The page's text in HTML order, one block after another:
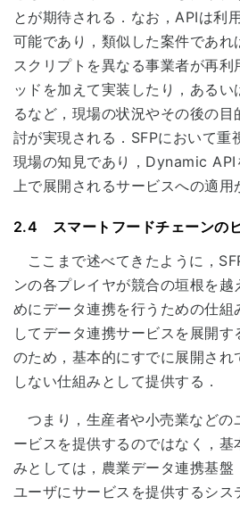
とが期待される．なお，APIは利
可能であり，類似した案件であれ
スクリプトを異なる事業者が再利
ッドを加えて実装したり，あるい
るなど，現場の状況やその後の
討が実現される．SFPにおいて重
現場の知見であり，Dynamic API
上で展開されるサービスへの適用
2.4 スマートフードチェーンの
ここまで述べてきたように，
ンの各プレイヤが競合の垣根を越
めにデータ連携を行うための仕組
してデータ連携サービスを展開
のため，基本的にすでに展開され
しない仕組みとして提供する．
つまり，生産者や小売業などの
ービスを提供するのではなく，基
みとしては，農業データ連携基盤
ユーザにサービスを提供するシス